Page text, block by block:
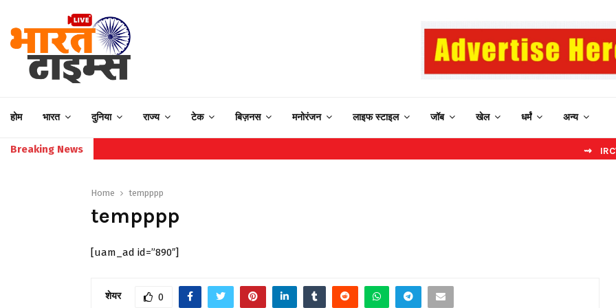
होम भारत दुनिया राज्य टेक बिज़नस मनोरंजन लाइफ स्टाइल जॉब खेल धर्मं अन्य
Breaking News ⇝ IRCTC
Home tempppp
tempppp
[uam_ad id=”890″]
शेयर 0